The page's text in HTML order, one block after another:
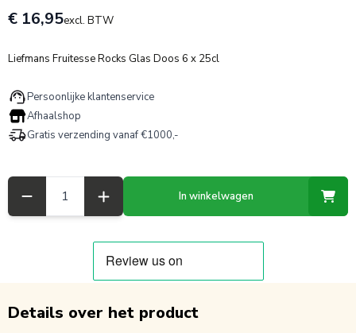
€ 16,95excl. BTW
Liefmans Fruitesse Rocks Glas Doos 6 x 25cl
Persoonlijke klantenservice
Afhaalshop
Gratis verzending vanaf €1000,-
In winkelwagen
Details over het product